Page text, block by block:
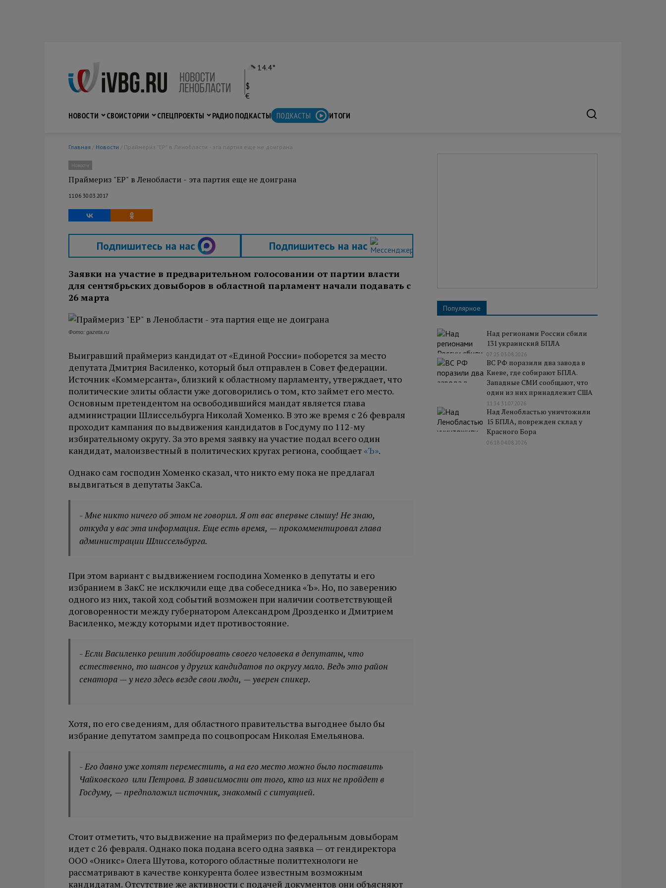
14.4°
$
€
НОВОСТИ
СВОИСТОРИИ СПЕЦПРОЕКТЫ РАДИО ПОДКАСТЫ ПОДКАСТЫ ИТОГИ
Главная / Новости / Праймериз "ЕР" в Ленобласти - эта партия еще не доиграна
Новости
Праймериз "ЕР" в Ленобласти - эта партия еще не доиграна
11:06 30.03.2017
Подпишитесь на нас Подпишитесь на нас
Заявки на участие в предварительном голосовании от партии власти
для сентябрьских довыборов в областной парламент начали подавать с
26 марта
Фото: gazeta.ru
Выигравший праймериз кандидат от «Единой России» поборется за место
депутата Дмитрия Василенко, который был отправлен в Совет федерации.
Источник «Коммерсанта», близкий к областному парламенту, утверждает, что
политические элиты области уже договорились о том, кто займет его место.
Основным претендентом на освободившийся мандат является глава
администрации Шлиссельбурга Николай Хоменко. В это же время с 26 февраля
проходит кампания по выдвижения кандидатов в Госдуму по 112-му
избирательному округу. За это время заявку на участие подал всего один
кандидат, малоизвестный в политических кругах региона, сообщает«Ъ».
Однако сам господин Хоменко сказал, что никто ему пока не предлагал
выдвигаться в депутаты ЗакСа.
- Мне никто ничего об этом не говорил. Я от вас впервые слышу! Не знаю,
откуда у вас эта информация. Еще есть время, — прокомментировал глава
администрации Шлиссельбурга.
При этом вариант с выдвижением господина Хоменко в депутаты и его
избранием в ЗакС не исключили еще два собеседника «Ъ». Но, по заверению
одного из них, такой ход событий возможен при наличии соответствующей
договоренности между губернатором Александром Дрозденко и Дмитрием
Василенко, между которыми идет противостояние.
- Если Василенко решит лоббировать своего человека в депутаты, что
естественно, то шансов у других кандидатов по округу мало. Ведь это район
сенатора — у него здесь везде свои люди, — уверен спикер.
Хотя, по его сведениям, для областного правительства выгоднее было бы
избрание депутатом зампреда по соцвопросам Николая Емельянова.
- Его давно уже хотят переместить, а на его место можно было поставить
Чайковского или Петрова. В зависимости от того, кто из них не пройдет в
Госдуму, — предположил источник, знакомый с ситуацией.
Стоит отметить, что выдвижение на праймериз по федеральным довыборам
идет с 26 февраля. Однако пока подана всего одна заявка — от гендиректора
ООО «Оникс» Олега Шутова, которого областные политтехнологи не
рассматривают в качестве конкурента более известным возможным
кандидатам. Отсутствие же активности с подачей документов они объясняют
Популярное
Над регионами России сбили
131 украинский БПЛА
07:25 03.08.2026
ВС РФ поразили два завода в
Киеве, где собирают БПЛА.
Западные СМИ сообщают, что
один из них принадлежит США
11:34 31.07.2026
Над Ленобластью уничтожили
15 БПЛА, поврежден склад у
Красного Бора
06:18 04.08.2026